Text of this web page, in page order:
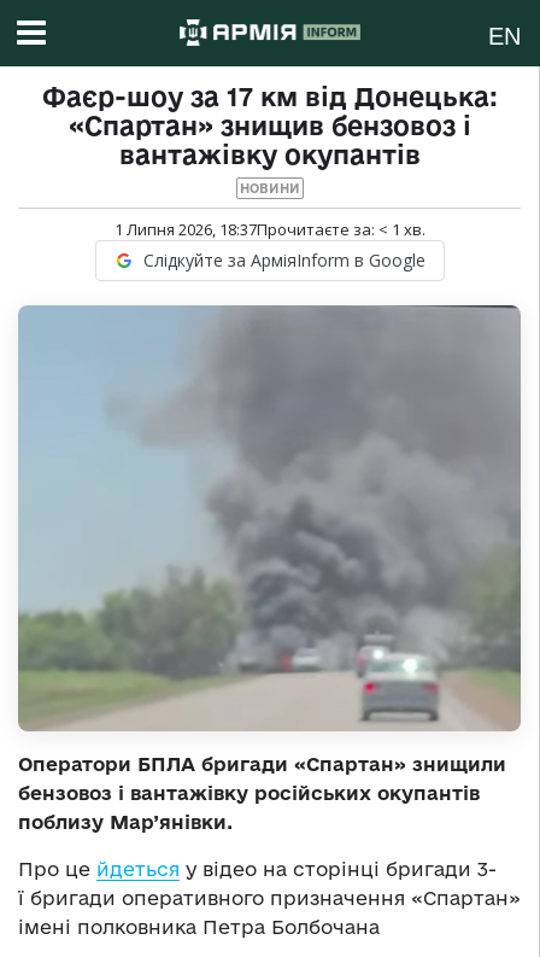
EN
Фаєр-шоу за 17 км від Донецька:
«Спартан» знищив бензовоз і
вантажівку окупантів
НОВИНИ
1 Липня 2026, 18:37Прочитаєте за: < 1 хв.
Слідкуйте за АрміяInform в Google
Оператори БПЛА бригади «Спартан» знищили
бензовоз і вантажівку російських окупантів
поблизу Мар’янівки.
Про це йдеться у відео на сторінці бригади 3-
ї бригади оперативного призначення «Спартан»
імені полковника Петра Болбочана